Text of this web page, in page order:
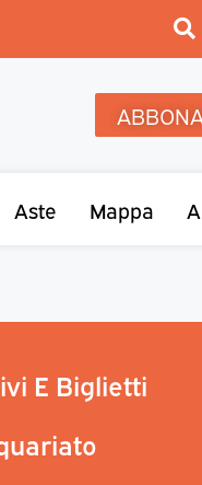
Aste Mappa
E Biglietti